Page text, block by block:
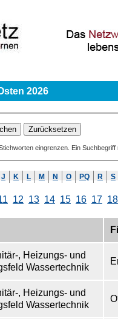
2026
eingrenzen. Ein
J K L M N O PQ R S
12 13 14 15 16 17 18
, Heizungs- und
Wassertechnik
, Heizungs- und
Wassertechnik